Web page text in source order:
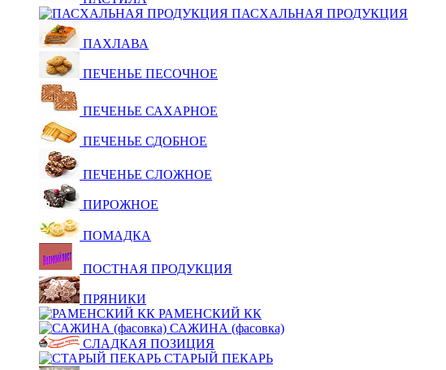
ПАСХАЛЬНАЯ ПРОДУКЦИЯ
ПАХЛАВА
ПЕЧЕНЬЕ ПЕСОЧНОЕ
ПЕЧЕНЬЕ САХАРНОЕ
ПЕЧЕНЬЕ СДОБНОЕ
ПЕЧЕНЬЕ СЛОЖНОЕ
ПИРОЖНОЕ
ПОМАДКА
ПОСТНАЯ ПРОДУКЦИЯ
ПРЯНИКИ
РАМЕНСКИЙ КК
САЖИНА (фасовка)
СЛАДКАЯ ПОЗИЦИЯ
СТАРЫЙ ПЕКАРЬ